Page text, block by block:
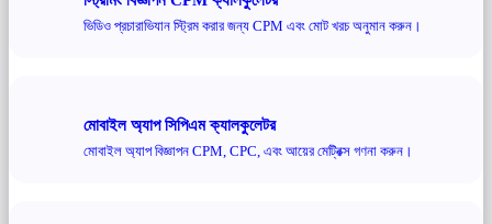
ভিডিও প্রচারাভিযান স্ট্রিম করার জন্য CPM এবং মোট খরচ অনুমান করুন।
মোবাইল অ্যাপ সিপিএম ক্যালকুলেটর
মোবাইল অ্যাপ বিজ্ঞাপন CPM, CPC, এবং আয়ের মেট্রিক্স গণনা করুন।